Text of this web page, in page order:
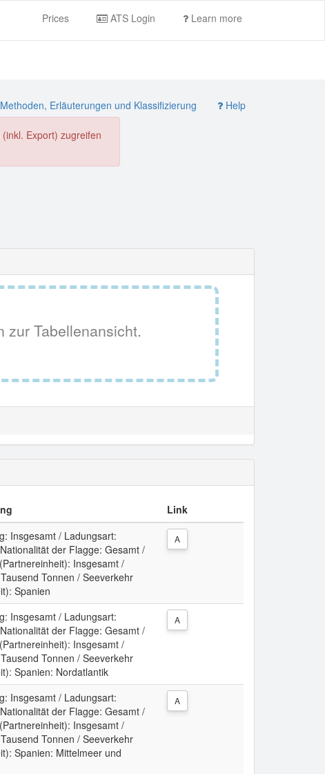
Prices ATS Login Learn more
Methoden, Erläuterungen und Klassifizierung Help
Export) zugreifen
zur Tabellenansicht.
Link
Insgesamt / Ladungsart:
der Flagge: Gesamt /
Insgesamt /
Tonnen / Seeverkehr
Spanien
A
Insgesamt / Ladungsart:
der Flagge: Gesamt /
Insgesamt /
Tonnen / Seeverkehr
Spanien: Nordatlantik
A
Insgesamt / Ladungsart:
der Flagge: Gesamt /
Insgesamt /
Tonnen / Seeverkehr
Spanien: Mittelmeer und
A